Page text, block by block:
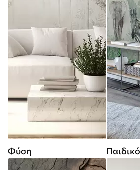
Φύση Παιδικό